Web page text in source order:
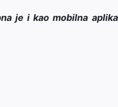
je i kao mobilna